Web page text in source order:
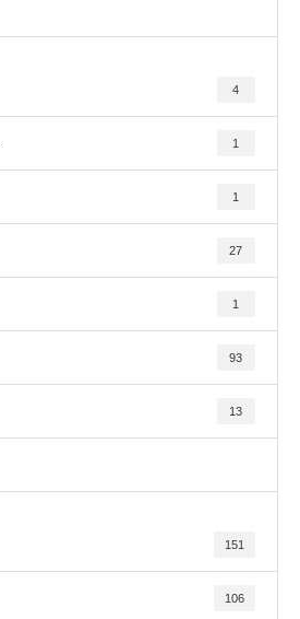
4
1
1
27
1
93
13
151
106